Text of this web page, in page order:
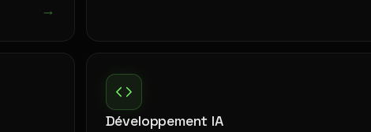
→
Développement IA